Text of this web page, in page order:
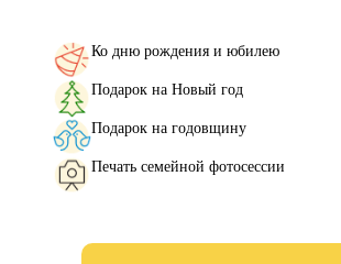
Ко дню рождения и юбилею
Подарок на Новый год
Подарок на годовщину
Печать семейной фотосессии